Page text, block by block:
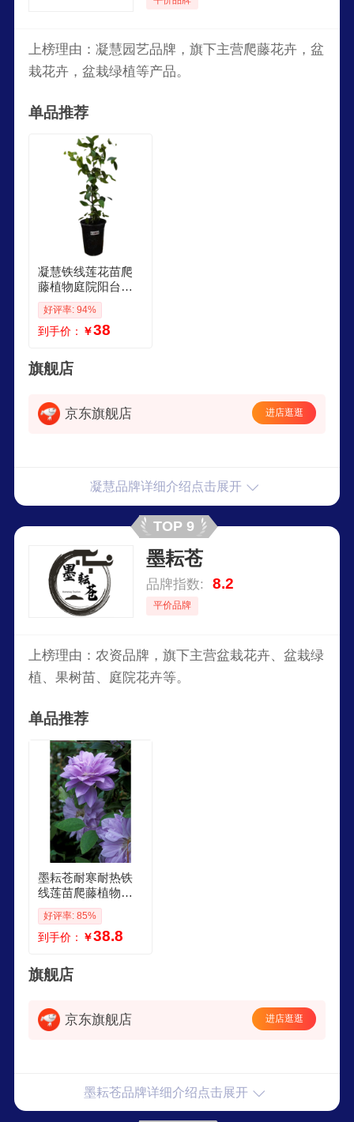
上榜理由：凝慧园艺品牌，旗下主营爬藤花卉，盆
栽花卉，盆栽绿植等产品。
单品推荐
凝慧铁线莲花苗爬
藤植物庭院阳台盆
栽地栽重瓣大花攀
援花卉 天真一瞥 铁
线莲1530厘米高
好评率: 94%
到手价： ￥38
旗舰店
京东旗舰店 进店逛逛
凝慧品牌详细介绍点击展开
TOP 9
墨耘苍
品牌指数: 8.2
平价品牌
上榜理由：农资品牌，旗下主营盆栽花卉、盆栽绿
植、果树苗、庭院花卉等。
单品推荐
墨耘苍耐寒耐热铁
线莲苗爬藤植物花
苗带花大苗庭院花
卉盆栽观花室内花
重瓣丹尼 小苗1530
好评率: 85%
到手价： ￥38.8
旗舰店
京东旗舰店 进店逛逛
墨耘苍品牌详细介绍点击展开